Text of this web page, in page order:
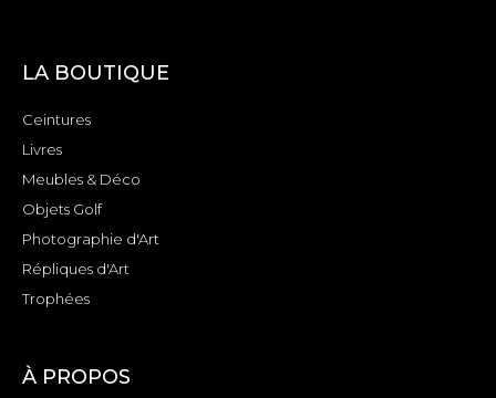
LA BOUTIQUE
Ceintures
Livres
Meubles & Déco
Objets Golf
Photographie d'Art
Répliques d'Art
Trophées
À PROPOS